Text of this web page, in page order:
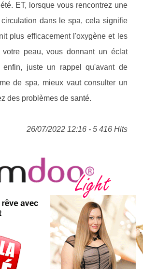
ET, lorsque vous rencontrez une
dans le spa, cela signifie
plus efficacement l'oxygène et les
votre peau, vous donnant un éclat
juste un rappel qu'avant de
de spa, mieux vaut consulter un
des problèmes de santé.
26/07/2022 12:16 - 5 416 Hits